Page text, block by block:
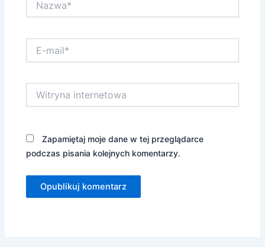
mail*
internetowa
Zapamiętaj moje dane w tej przeglądarce
podczas pisania kolejnych komentarzy.